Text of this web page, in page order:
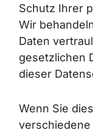
Schutz Ihrer
Wir
Daten
gesetzlichen
dieser
Wenn Sie